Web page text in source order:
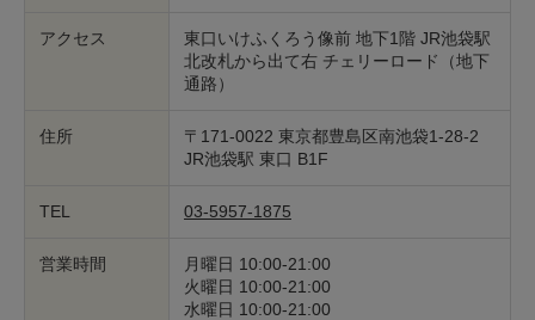
CLOSE
アクセス
東口いけふくろう像前 地下1階 JR池袋駅
北改札から出て右 チェリーロード（地下
通路）
住所
〒171-0022 東京都豊島区南池袋1-28-2
JR池袋駅 東口 B1F
TEL 03-5957-1875
営業時間
月曜日 10:00-21:00
火曜日 10:00-21:00
水曜日 10:00-21:00